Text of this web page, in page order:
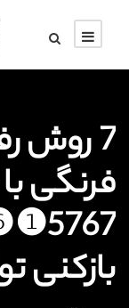
7 روش
فرنگی
بازکنی